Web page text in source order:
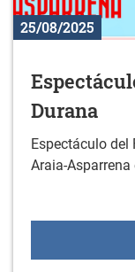
25/08/2025
Durana
Espectáculo del
Araia-